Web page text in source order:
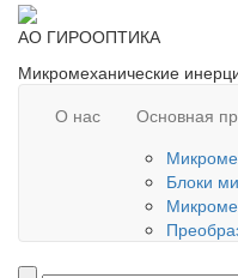
АО ГИРООПТИКА
Микромеханические
О нас
Основная
Блоки